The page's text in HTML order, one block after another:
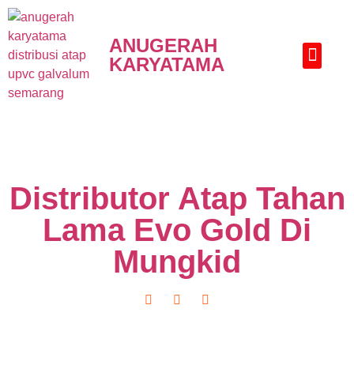
ANUGERAH
KARYATAMA
Distributor Atap Tahan
Lama Evo Gold Di
Mungkid